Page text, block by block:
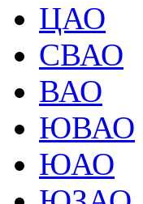
ЦАО
СВАО
ВАО
ЮВАО
ЮАО